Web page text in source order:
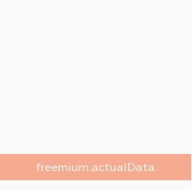
freemium.actualData